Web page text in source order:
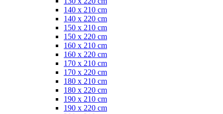
140 x 210 cm
140 x 220 cm
150 x 210 cm
150 x 220 cm
160 x 210 cm
160 x 220 cm
170 x 210 cm
170 x 220 cm
180 x 210 cm
180 x 220 cm
190 x 210 cm
190 x 220 cm